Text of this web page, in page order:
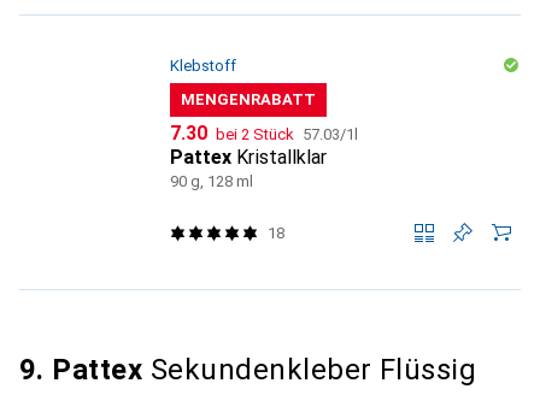
Klebstoff
MENGENRABATT
CHF
7.30 bei 2 Stück CHF
57.03/1l
Pattex Kristallklar
90 g, 128 ml
18
9. Pattex Sekundenkleber Flüssig